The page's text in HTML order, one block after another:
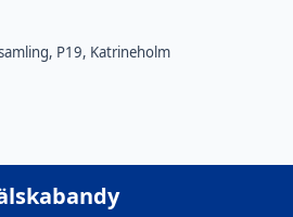
P19, Katrineholm